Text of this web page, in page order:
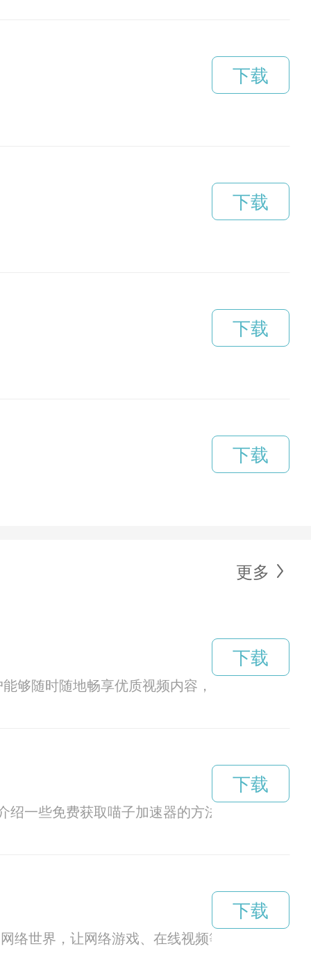
下载
下载
下载
下载
更多
够随时随地畅享优质视频内容，为用户带来便
下载
一些免费获取喵子加速器的方法。
下载
络世界，让网络游戏、在线视频等更流畅。
下载